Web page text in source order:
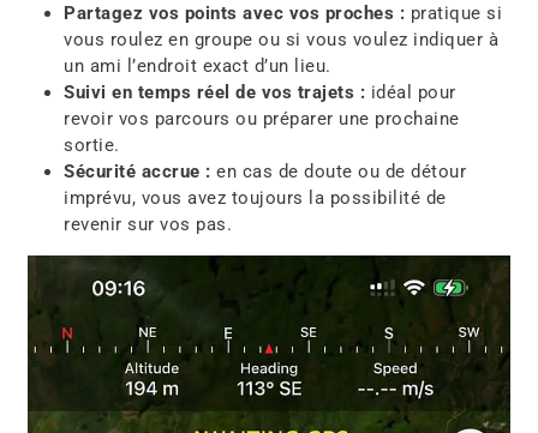
Partagez vos points avec vos proches : pratique si
vous roulez en groupe ou si vous voulez indiquer à
un ami l’endroit exact d’un lieu.
Suivi en temps réel de vos trajets : idéal pour
revoir vos parcours ou préparer une prochaine
sortie.
Sécurité accrue : en cas de doute ou de détour
imprévu, vous avez toujours la possibilité de
revenir sur vos pas.